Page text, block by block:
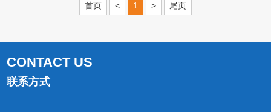
首页 < 1 > 尾页
CONTACT US
联系方式